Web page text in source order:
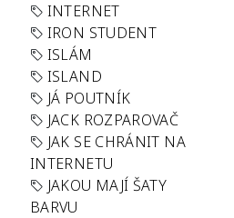
INTERNET
IRON STUDENT
ISLÁM
ISLAND
JÁ POUTNÍK
JACK ROZPAROVAČ
JAK SE CHRÁNIT NA
INTERNETU
JAKOU MAJÍ ŠATY
BARVU